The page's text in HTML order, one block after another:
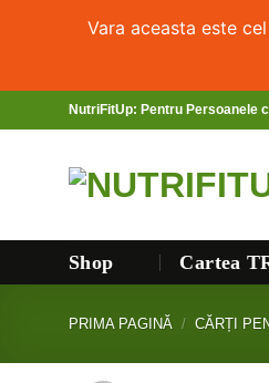
Vara aceasta este
NutriFitUp: Pentru Persoanele
Shop Cartea
PRIMA PAGINĂ / CĂRȚI